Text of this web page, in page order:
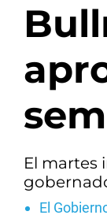
El martes
El